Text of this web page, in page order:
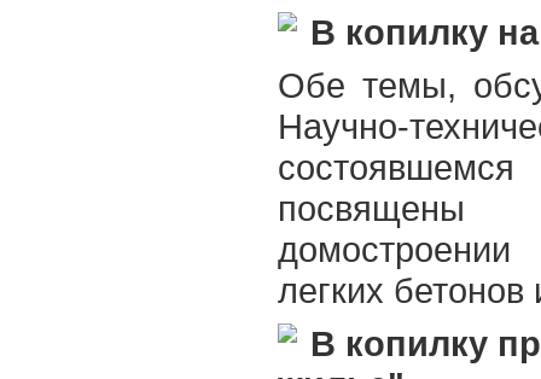
В копилку
Обе темы,
Научно-
легких
В копилку